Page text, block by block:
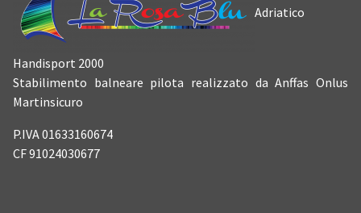
Adriatico
Handisport 2000
Stabilimento balneare pilota realizzato da Anffas Onlus
Martinsicuro
P.IVA 01633160674
CF 91024030677